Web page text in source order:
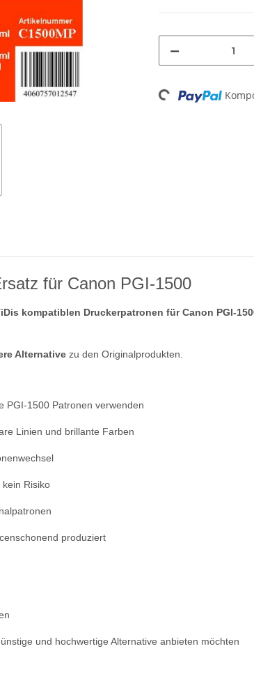
Loading...
für Canon PGI-1500
kompatiblen Druckerpatronen für Canon PGI-
Alternative zu den Originalprodukten.
PGI-1500 Patronen verwenden
Linien und brillante Farben
Risiko
produziert
und hochwertige Alternative anbieten möchten